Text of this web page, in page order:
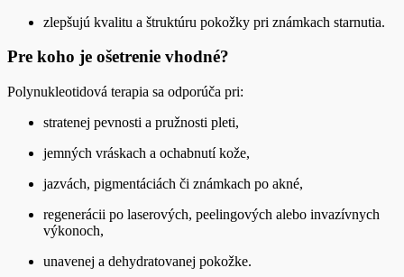
zlepšujú kvalitu a štruktúru pokožky pri známkach starnutia.
Pre koho je ošetrenie vhodné?
Polynukleotidová terapia sa odporúča pri:
stratenej pevnosti a pružnosti pleti,
jemných vráskach a ochabnutí kože,
jazvách, pigmentáciách či známkach po akné,
regenerácii po laserových, peelingových alebo invazívnych
výkonoch,
unavenej a dehydratovanej pokožke.